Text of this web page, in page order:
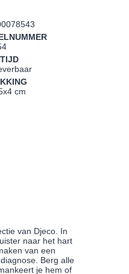
cm
van Djeco. In
naar het hart
van een
Berg alle
je hem of